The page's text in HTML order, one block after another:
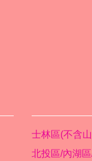
士林區(不含
北投區/內湖